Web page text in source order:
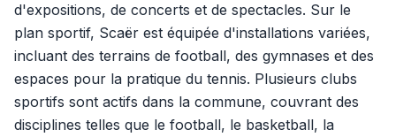
d'expositions, de concerts et de spectacles. Sur le
plan sportif, Scaër est équipée d'installations variées,
incluant des terrains de football, des gymnases et des
espaces pour la pratique du tennis. Plusieurs clubs
sportifs sont actifs dans la commune, couvrant des
disciplines telles que le football, le basketball, la